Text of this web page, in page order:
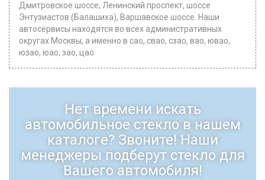
Дмитровское шоссе, Ленинский проспект, шоссе
Энтузиастов (Балашиха), Варшавское шоссе. Наши
автосервисы находятся во всех административных
округах Москвы, а именно в сао, свао, сзао, вао, ювао,
юзао, юао, зао, цао
Нет времени искать
автомобильное стекло в нашем
каталоге? Звоните! Наши
менеджеры подберут стекло для
Вашего автомобиля!